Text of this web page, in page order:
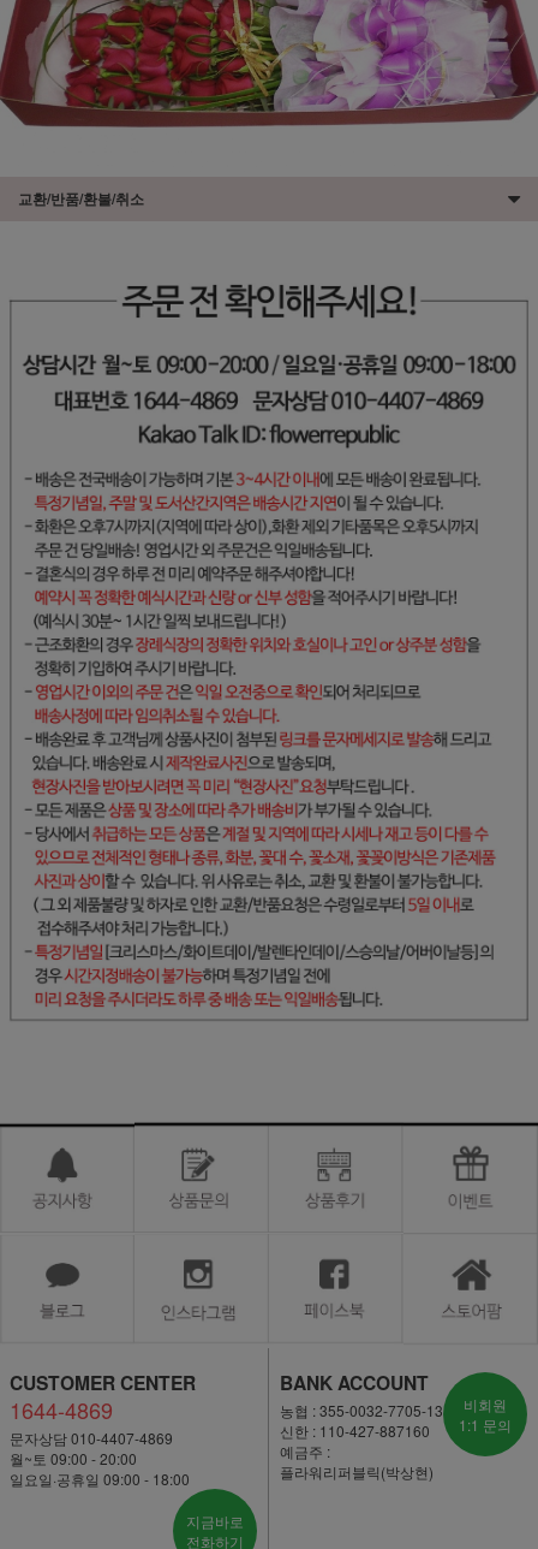
교환/반품/환불/취소
CUSTOMER CENTER
1644-4869
문자상담 010-4407-4869
월~토 09:00 - 20:00
일요일·공휴일 09:00 - 18:00
지금바로
전화하기
BANK ACCOUNT
농협 : 355-0032-7705-13
신한 : 110-427-887160
예금주 :
플라워리퍼블릭(박상현)
비회원
1:1 문의